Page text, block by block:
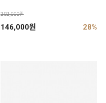
202,000원
146,000원 28%